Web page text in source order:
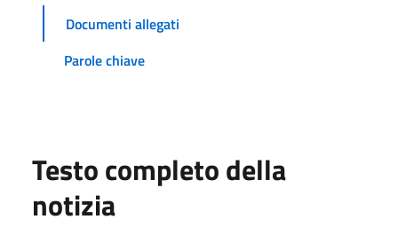
Documenti allegati
Parole chiave
Testo completo della
notizia